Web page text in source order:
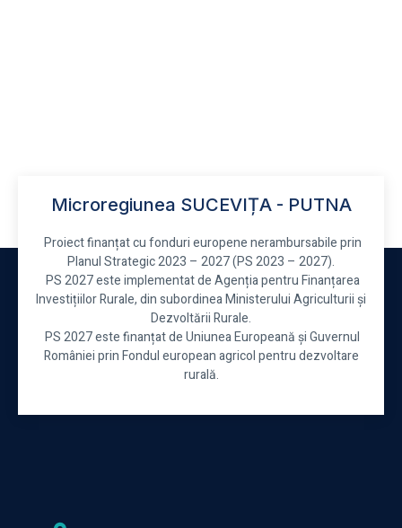
Microregiunea SUCEVIȚA - PUTNA
Proiect finanțat cu fonduri europene nerambursabile prin
Planul Strategic 2023 – 2027 (PS 2023 – 2027).
PS 2027 este implementat de Agenția pentru Finanțarea
Investițiilor Rurale, din subordinea Ministerului Agriculturii și
Dezvoltării Rurale.
PS 2027 este finanțat de Uniunea Europeană și Guvernul
României prin Fondul european agricol pentru dezvoltare
rurală.